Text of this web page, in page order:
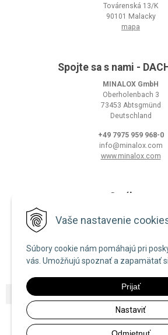
Vaše nastavenie
Súbory cookie nám pomáhajú pri
vás. Umožňujú spoznať a zapamätať
Prijať
Nastaviť
Továrenská 13/K
90101 Malacky
mapa
Spojte sa s nami -
MINALOX GmbH
Oberholenbach 3
73453 Abtsgmünd
Deutschland
+49 7975 959 968-0
info@minalox.com
www.minalox.com
O nákupe
Zásady používania